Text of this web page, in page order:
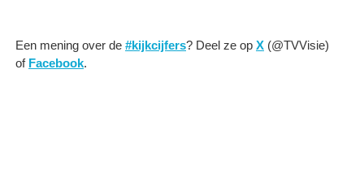
Een mening over de #kijkcijfers? Deel ze op X (@TVVisie)
of Facebook.